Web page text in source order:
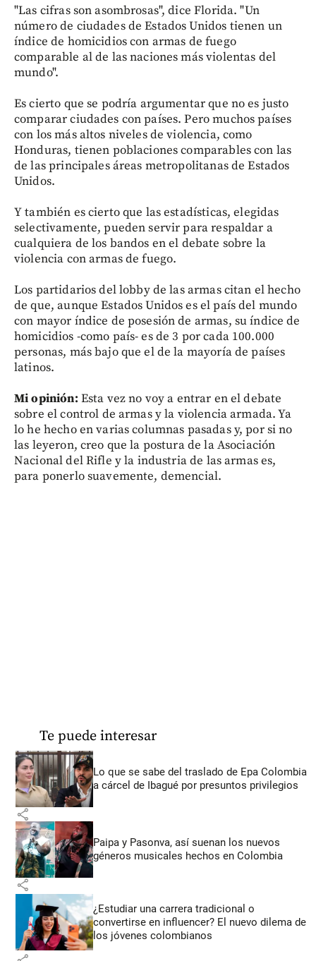
"Las cifras son asombrosas", dice Florida. "Un
número de ciudades de Estados Unidos tienen un
índice de homicidios con armas de fuego
comparable al de las naciones más violentas del
mundo".
Es cierto que se podría argumentar que no es justo
comparar ciudades con países. Pero muchos países
con los más altos niveles de violencia, como
Honduras, tienen poblaciones comparables con las
de las principales áreas metropolitanas de Estados
Unidos.
Y también es cierto que las estadísticas, elegidas
selectivamente, pueden servir para respaldar a
cualquiera de los bandos en el debate sobre la
violencia con armas de fuego.
Los partidarios del lobby de las armas citan el hecho
de que, aunque Estados Unidos es el país del mundo
con mayor índice de posesión de armas, su índice de
homicidios -como país- es de 3 por cada 100.000
personas, más bajo que el de la mayoría de países
latinos.
Mi opinión: Esta vez no voy a entrar en el debate
sobre el control de armas y la violencia armada. Ya
lo he hecho en varias columnas pasadas y, por si no
las leyeron, creo que la postura de la Asociación
Nacional del Rifle y la industria de las armas es,
para ponerlo suavemente, demencial.
Te puede interesar
Lo que se sabe del traslado de Epa Colombia
a cárcel de Ibagué por presuntos privilegios
share
Paipa y Pasonva, así suenan los nuevos
géneros musicales hechos en Colombia
share
¿Estudiar una carrera tradicional o
convertirse en influencer? El nuevo dilema de
los jóvenes colombianos